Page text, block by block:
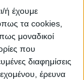
ή έχουμε
τα cookies,
μοναδικοί
που
διαφημίσεις
έρευνα